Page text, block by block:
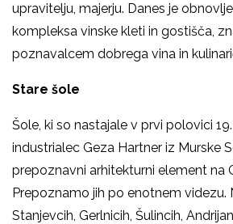
upravitelju, majerju. Danes je
kompleksa vinske kleti in gostišča,
poznavalcem dobrega vina in
Stare šole
Šole, ki so nastajale v prvi polovici
industrialec Geza Hartner iz Murske
prepoznavni arhitekturni element na
Prepoznamo jih po enotnem videzu.
Stanjevcih, Gerlnicih, Šulincih,